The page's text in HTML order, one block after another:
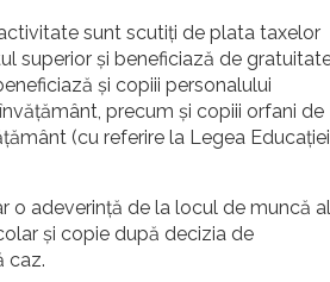
sunt scutiți de plata taxelor
superior și beneficiază de
și copiii personalului
precum și copiii orfani de
(cu referire la Legea Educației
o adeverință de la locul de muncă al
și copie după decizia de
caz.